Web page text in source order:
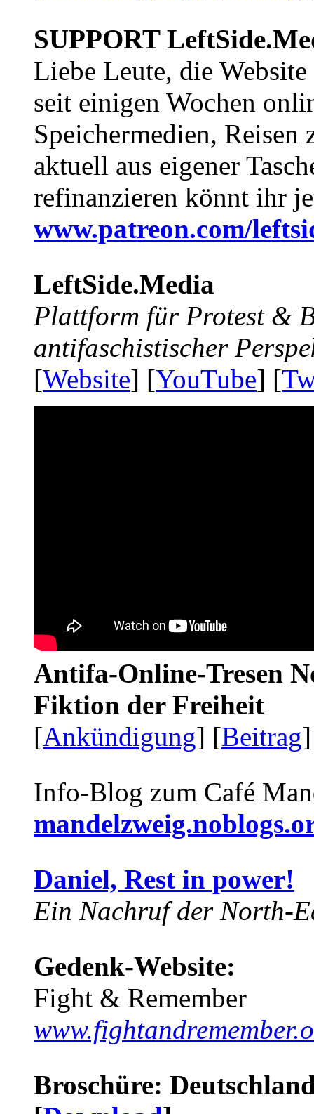
SUPPORT
Liebe Leute, die Website
seit einigen Wochen
Speichermedien, Reisen
aktuell aus eigener
refinanzieren könnt ihr
www.patreon.com/
LeftSide.Media
Plattform für Protest &
antifaschistischer
[Website] [YouTube] [
Antifa-Online-Tresen
Fiktion der Freiheit
[Ankündigung] [Beitrag
Info-Blog zum Café
Daniel, Rest in power!
Ein Nachruf der North-
Gedenk-Website:
Fight & Remember
Broschüre: